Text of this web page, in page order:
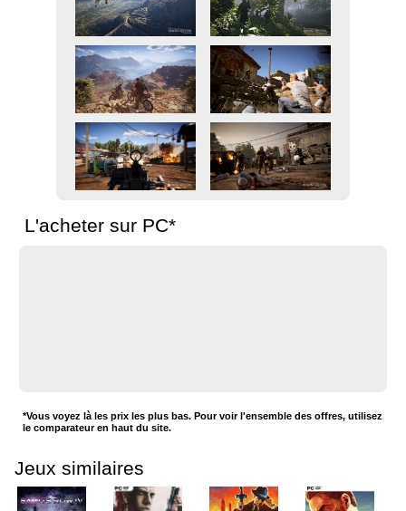
L'acheter sur PC*
*Vous voyez là les prix les plus bas. Pour voir l'ensemble des offres, utilisez
le comparateur en haut du site.
Jeux similaires